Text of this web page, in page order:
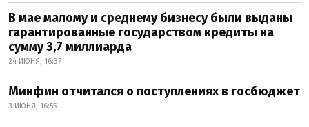
В мае малому и среднему бизнесу были выданы
гарантированные государством кредиты на
сумму 3,7 миллиарда
24 ИЮНЯ, 16:37
Минфин отчитался о поступлениях в госбюджет
3 ИЮНЯ, 16:55